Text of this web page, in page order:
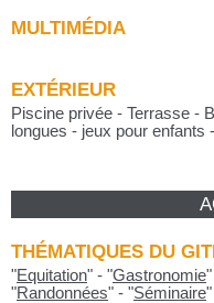
MULTIMÉDIA
EXTÉRIEUR
Piscine privée - Terrasse -
longues - jeux pour enfants
THÉMATIQUES DU
"Equitation" - "Gastronomie"
"Randonnées" - "Séminaire"